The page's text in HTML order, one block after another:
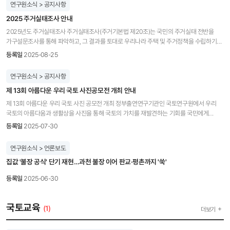
연구원소식 > 공지사항
2025 주거실태조사 안내
2025년도 주거실태조사 주거실태조사(주거기본법 제20조)는 국민의 주거실태 전반을
가구설문조사를 통해 파악하고, 그 결과를 토대로 우리나라 주택 및 주거정책을 수립하기
위한 기초자료로 활용하기 위해 실시됩니다. 이번 조사는 국토교통부가 위탁하고,
조사대상 : 전국에 거주하는 가구의 가구주 또는 가구주의 배우자 □ 조사내용 : 주택 및
주거환경에 관한 사항, 이사경험 및 주거의식, 가구에 관한 사항 등 □ 문 의 처 : 국토연구원
정서윤 연구원(044-960-0206) 한국리서치 오세미 부서장(02-3149-1888)
등록일 2025-08-25
연구원소식 > 공지사항
제 13회 아름다운 우리 국토 사진공모전 개최 안내
제 13회 아름다운 우리 국토 사진 공모전 개최 정부출연연구기관인 국토연구원에서 우리
국토의 아름다움과 생활상을 사진을 통해 국토의 가치를 재발견하는 기회를 국민에게
제공하기 위해 「제 13회 아름다운 우리 국토 사진 공모전」을 개최합니다. 많은 관심
담다 - 일상 속 국토의 풍경 : 골목길, 시장, 학교, 동네 공원처럼 매일 스쳐 지나가는 곳들
속에 깃든 국토의 아름다움 - 사람과 자연이 어우러진 공간 : 산책로, 들녘, 해안도로,
재생된 마을, 새로 생긴 도시 등 국토 위에 쌓여온 시간과 변화 □ 응모 기간 : 2025년 7월
- AI 작업물 접수 불가 - 디지털 사진 파일로 컬러 작품만 접수(필름사진 출품 불가) - 가로형
사진이어야 함(3,000pixel 이상, jpg 파일로 응모) - 1인당 5점 이내로 출품 - 2022년 1월
등록일 2025-07-30
연구원소식 > 언론보도
집값 '불장 공식' 단기 재현…과천 불장 이어 판교·평촌까지 '쑥'
등록일 2025-06-30
국토교육 (1) 더보기